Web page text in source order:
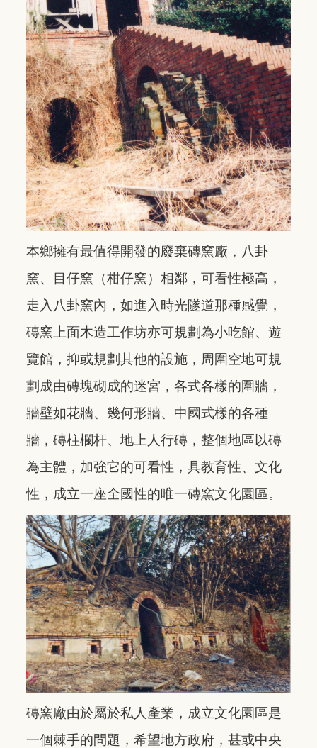
本鄉擁有最值得開發的廢棄磚窯廠，八卦
窯、目仔窯（柑仔窯）相鄰，可看性極高，
走入八卦窯內，如進入時光隧道那種感覺，
磚窯上面木造工作坊亦可規劃為小吃館、遊
覽館，抑或規劃其他的設施，周圍空地可規
劃成由磚塊砌成的迷宮，各式各樣的圍牆，
牆壁如花牆、幾何形牆、中國式樣的各種
牆，磚柱欄杆、地上人行磚，整個地區以磚
為主體，加強它的可看性，具教育性、文化
性，成立一座全國性的唯一磚窯文化園區。
磚窯廠由於屬於私人產業，成立文化園區是
一個棘手的問題，希望地方政府，甚或中央